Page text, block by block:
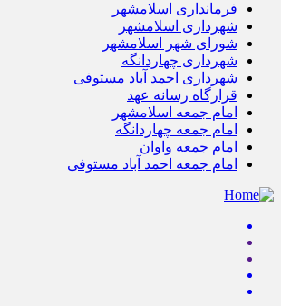
فرمانداری اسلامشهر
شهرداری اسلامشهر
شورای شهر اسلامشهر
شهرداری چهاردانگه
شهرداری احمد آباد مستوفی
قرارگاه رسانه عهد
امام جمعه اسلامشهر
امام جمعه چهاردانگه
امام جمعه واوان
امام جمعه احمد آباد مستوفی